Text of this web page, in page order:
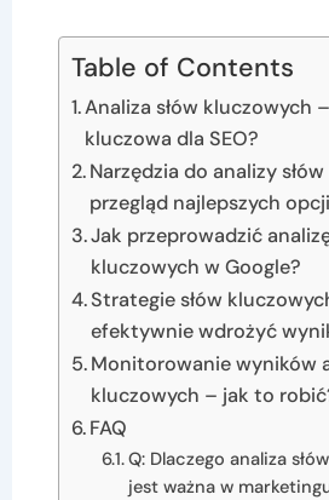
Table of Contents
Analiza słów kluczowych
kluczowa dla SEO?
Narzędzia do analizy
przegląd najlepszych opcji
Jak przeprowadzić
kluczowych w Google?
Strategie słów
efektywnie wdrożyć
Monitorowanie wyników
kluczowych – jak to
FAQ
Q: Dlaczego analiza
jest ważna w